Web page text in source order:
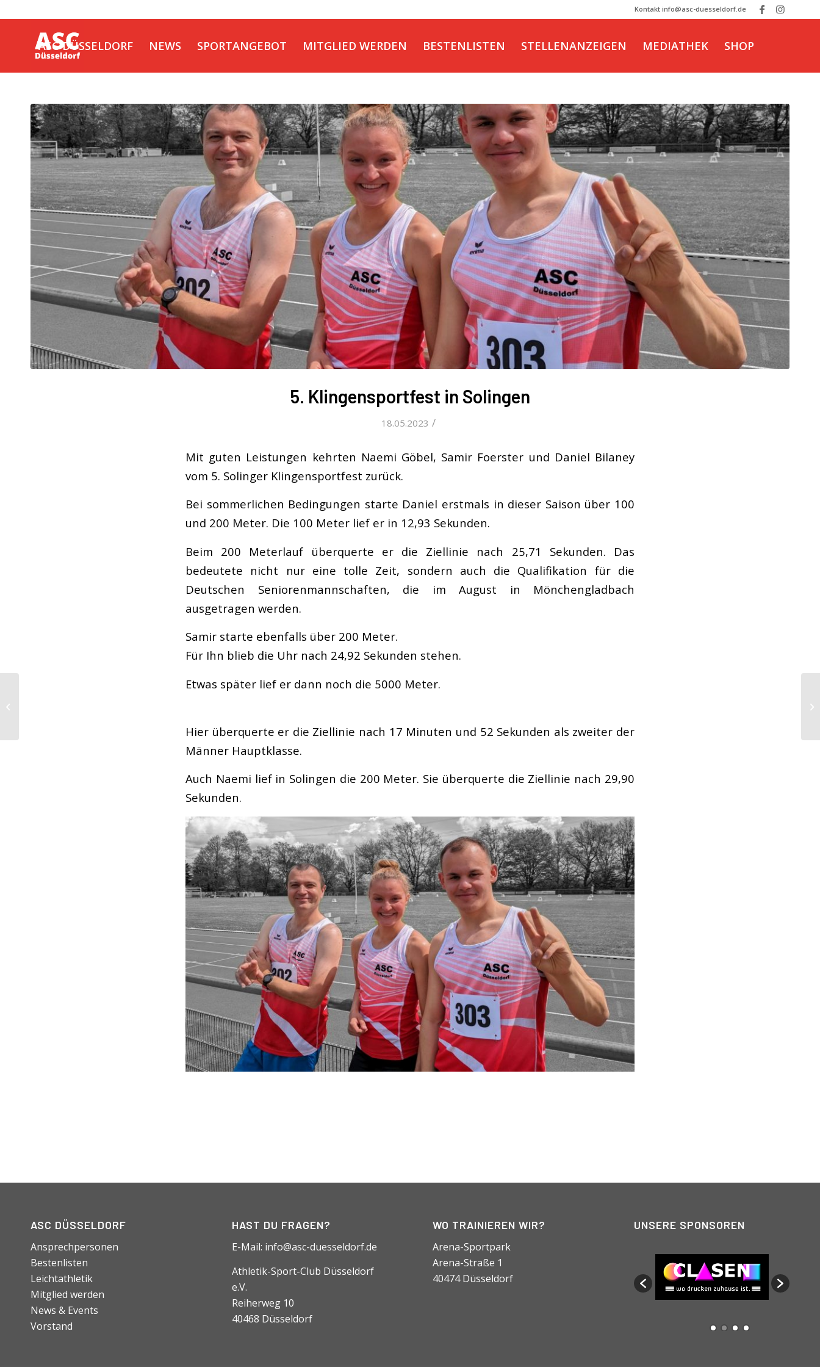
Kontakt info@asc-duesseldorf.de
ASC DÜSSELDORF NEWS SPORTANGEBOT MITGLIED WERDEN BESTENLISTEN STELLENANZEIGEN MEDIATHEK SHOP
5. Klingensportfest in Solingen
18.05.2023 /
Mit guten Leistungen kehrten Naemi Göbel, Samir Foerster und Daniel Bilaney
vom 5. Solinger Klingensportfest zurück.
Bei sommerlichen Bedingungen starte Daniel erstmals in dieser Saison über 100
und 200 Meter. Die 100 Meter lief er in 12,93 Sekunden.
Beim 200 Meterlauf überquerte er die Ziellinie nach 25,71 Sekunden. Das
bedeutete nicht nur eine tolle Zeit, sondern auch die Qualifikation für die
Deutschen Seniorenmannschaften, die im August in Mönchengladbach
ausgetragen werden.
Samir starte ebenfalls über 200 Meter.
Für Ihn blieb die Uhr nach 24,92 Sekunden stehen.
Etwas später lief er dann noch die 5000 Meter.
Hier überquerte er die Ziellinie nach 17 Minuten und 52 Sekunden als zweiter der
Männer Hauptklasse.
Auch Naemi lief in Solingen die 200 Meter. Sie überquerte die Ziellinie nach 29,90
Sekunden.
ASC DÜSSELDORF
Ansprechpersonen
Bestenlisten
Leichtathletik
Mitglied werden
News & Events
Vorstand
HAST DU FRAGEN?
E-Mail: info@asc-duesseldorf.de
Athletik-Sport-Club Düsseldorf
e.V.
Reiherweg 10
40468 Düsseldorf
WO TRAINIEREN WIR?
Arena-Sportpark
Arena-Straße 1
40474 Düsseldorf
UNSERE SPONSOREN